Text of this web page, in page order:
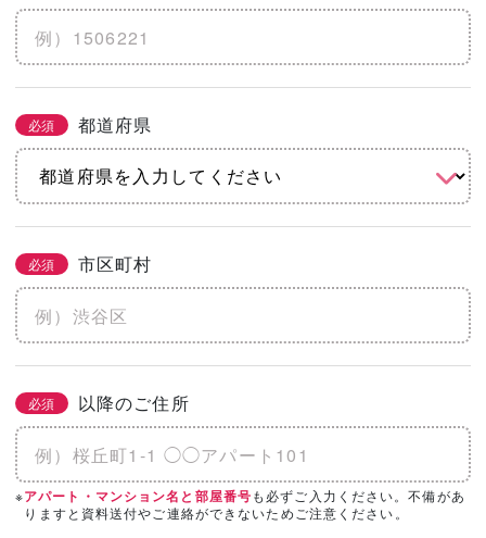
必須 都道府県
必須 市区町村
必須 以降のご住所
※アパート・マンション名と部屋番号も必ずご入力ください。不備があ
りますと資料送付やご連絡ができないためご注意ください。